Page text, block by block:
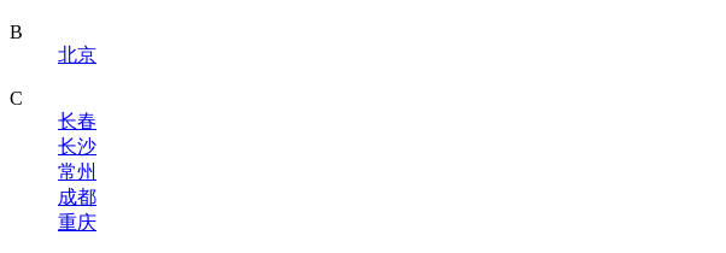
B
北京
C
长春
长沙
常州
成都
重庆